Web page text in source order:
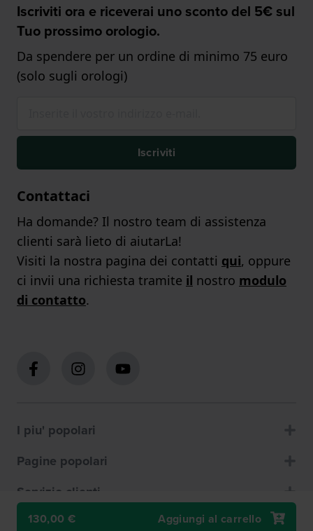
130,00 € Aggiungi al carrello
Iscriviti ora e riceverai uno sconto del 5€ sul
Tuo prossimo orologio.
Da spendere per un ordine di minimo 75 euro
(solo sugli orologi)
Iscriviti
Contattaci
Ha domande? Il nostro team di assistenza
clienti sarà lieto di aiutarLa!
Visiti la nostra pagina dei contatti qui, oppure
ci invii una richiesta tramite il nostro modulo
di contatto.
I piu' popolari
Pagine popolari
Servizio clienti
Chi siamo